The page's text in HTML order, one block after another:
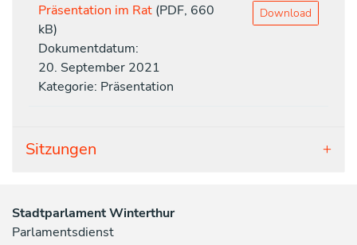
Präsentation im Rat (PDF, 660
kB)
Dokumentdatum:
20. September 2021
Kategorie: Präsentation
Download
Sitzungen
Stadtparlament Winterthur
Parlamentsdienst